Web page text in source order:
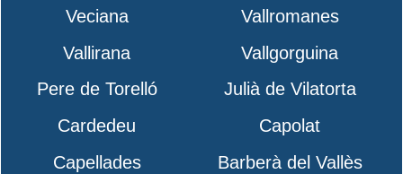
Veciana
Vallromanes
Vallirana
Vallgorguina
Pere de Torelló
Julià de Vilatorta
Cardedeu
Capolat
Capellades
Barberà del Vallès